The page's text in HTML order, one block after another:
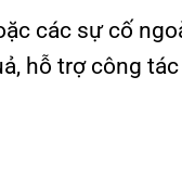
các sự cố
hỗ trợ công